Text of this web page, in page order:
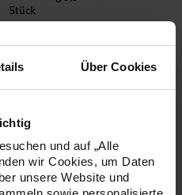
Über Cookies
und auf „Alle
wir Cookies, um Daten
unsere Website und
Stück
5,99 €
Inhalt:
40,00 m (0,15 € / 1 m)
Spiralluftschlangen 50cm 6